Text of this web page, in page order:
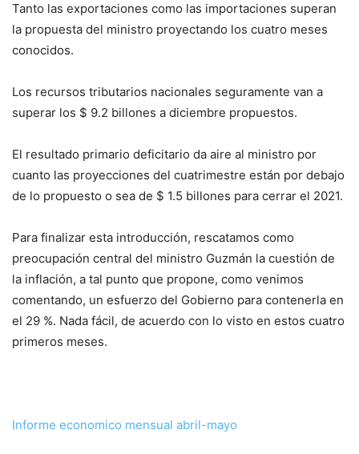
Tanto las exportaciones como las importaciones superan
la propuesta del ministro proyectando los cuatro meses
conocidos.
Los recursos tributarios nacionales seguramente van a
superar los $ 9.2 billones a diciembre propuestos.
El resultado primario deficitario da aire al ministro por
cuanto las proyecciones del cuatrimestre están por debajo
de lo propuesto o sea de $ 1.5 billones para cerrar el 2021.
Para finalizar esta introducción, rescatamos como
preocupación central del ministro Guzmán la cuestión de
la inflación, a tal punto que propone, como venimos
comentando, un esfuerzo del Gobierno para contenerla en
el 29 %. Nada fácil, de acuerdo con lo visto en estos cuatro
primeros meses.
Informe economico mensual abril-mayo